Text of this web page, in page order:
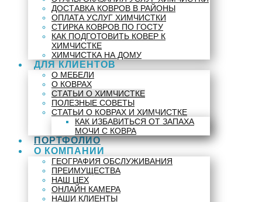
ДОСТАВКА КОВРОВ В РАЙОНЫ
ОПЛАТА УСЛУГ ХИМЧИСТКИ
СТИРКА КОВРОВ ПО ГОСТУ
КАК ПОДГОТОВИТЬ КОВЕР К
ХИМЧИСТКЕ
ХИМЧИСТКА НА ДОМУ
ДЛЯ КЛИЕНТОВ
О МЕБЕЛИ
О КОВРАХ
СТАТЬИ О ХИМЧИСТКЕ
ПОЛЕЗНЫЕ СОВЕТЫ
СТАТЬИ О КОВРАХ И ХИМЧИСТКЕ
КАК ИЗБАВИТЬСЯ ОТ ЗАПАХА
МОЧИ С КОВРА
ПОРТФОЛИО
О КОМПАНИИ
ГЕОГРАФИЯ ОБСЛУЖИВАНИЯ
ПРЕИМУЩЕСТВА
НАШ ЦЕХ
ОНЛАЙН КАМЕРА
НАШИ КЛИЕНТЫ